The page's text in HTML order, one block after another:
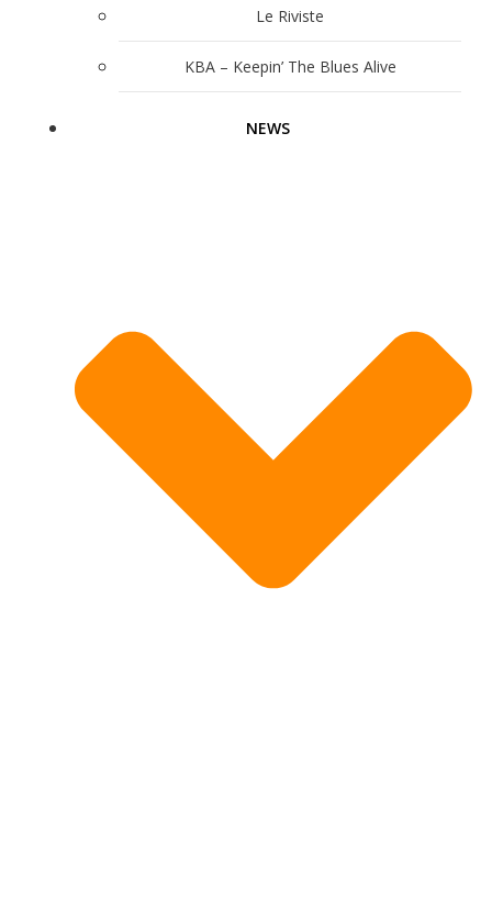
Le Riviste
KBA – Keepin’ The Blues Alive
NEWS